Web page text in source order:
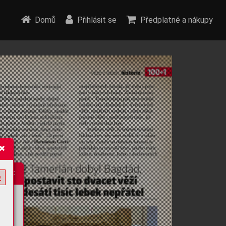
Domů Přihlásit se Předplatné a nákupy